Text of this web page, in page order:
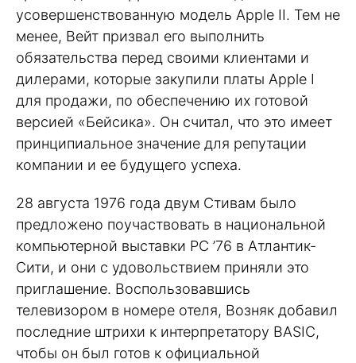
усовершенствованную модель Apple II. Тем не
менее, Вейт призвал его выполнить
обязательства перед своими клиентами и
дилерами, которые закупили платы Apple I
для продажи, по обеспечению их готовой
версией «Бейсика». Он считал, что это имеет
принципиальное значение для репутации
компании и ее будущего успеха.
28 августа 1976 года двум Стивам было
предложено поучаствовать в национальной
компьютерной выставки PC ’76 в Атлантик-
Сити, и они с удовольствием приняли это
приглашение. Воспользовавшись
телевизором в номере отеля, Возняк добавил
последние штрихи к интерпретатору BASIC,
чтобы он был готов к официальной